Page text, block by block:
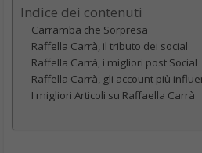
Indice dei contenuti
Carramba che Sorpresa
Raffella Carrà, il tributo dei social
Raffella Carrà, i migliori post Social
Raffella Carrà, gli account più
I migliori Articoli su Raffaella Carrà